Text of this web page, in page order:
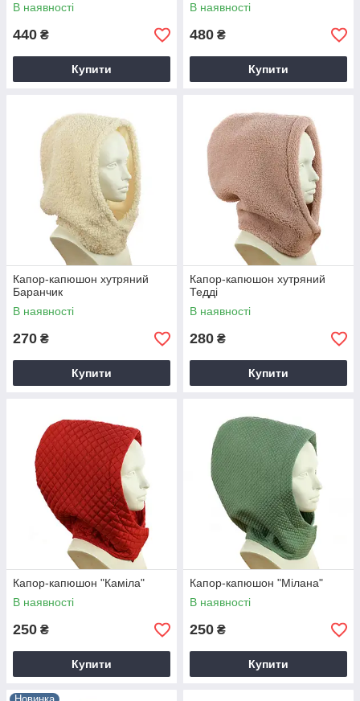
В наявності
440 ₴
Купити
В наявності
480 ₴
Купити
Капор-капюшон хутряний
Баранчик
В наявності
270 ₴
Купити
Капор-капюшон хутряний
Тедді
В наявності
280 ₴
Купити
Капор-капюшон "Каміла"
В наявності
250 ₴
Купити
Капор-капюшон "Мілана"
В наявності
250 ₴
Купити